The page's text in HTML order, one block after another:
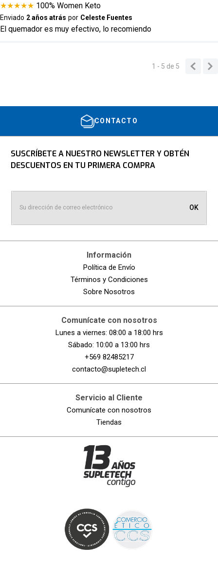
★★★★★ 100% Women Keto
Enviado 2 años atrás por Celeste Fuentes
El quemador es muy efectivo, lo recomiendo
1 - 5 de 5
CONTACTO
SUSCRÍBETE A NUESTRO NEWSLETTER Y OBTÉN
DESCUENTOS EN TU PRIMERA COMPRA
OK
Información
Política de Envío
Términos y Condiciones
Sobre Nosotros
Comunícate con nosotros
Lunes a viernes: 08:00 a 18:00 hrs
Sábado: 10:00 a 13:00 hrs
+569 82485217
contacto@supletech.cl
Servicio al Cliente
Comunícate con nosotros
Tiendas